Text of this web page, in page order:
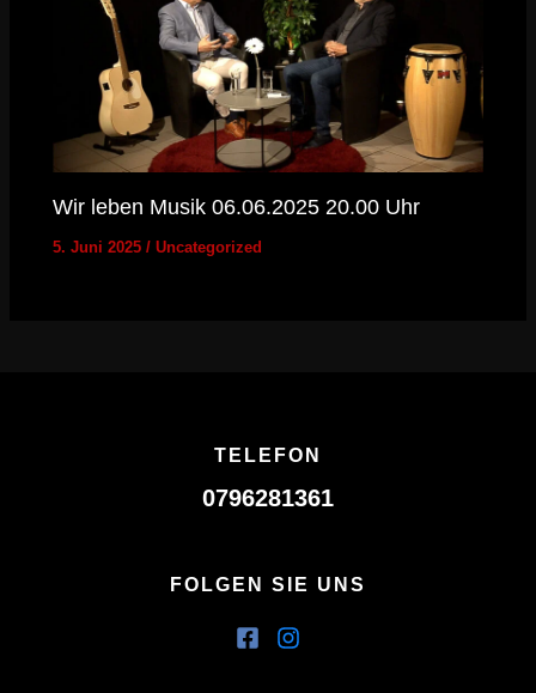
Wir leben Musik 06.06.2025 20.00 Uhr
5. Juni 2025/Uncategorized
TELEFON
0796281361
FOLGEN SIE UNS